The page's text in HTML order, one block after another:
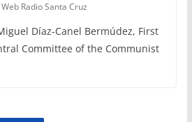
Radio Santa Cruz
Díaz-Canel Bermúdez, First
Committee of the Communist